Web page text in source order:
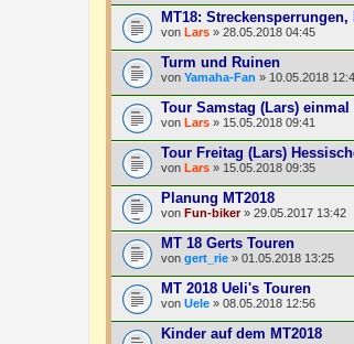
MT18:
von Lars » 28.05.2018 04:45
Turm und Ruinen
von Yamaha-Fan » 10.05.2018
Tour Samstag (Lars)
von Lars » 15.05.2018 09:41
Tour Freitag (Lars)
von Lars » 15.05.2018 09:35
Planung MT2018
von Fun-biker» 29.05.2017 13:42
MT 18 Gerts Touren
von gert_rie » 01.05.2018 13:25
MT 2018 Ueli's Touren
von Uele » 08.05.2018 12:56
Kinder auf dem MT2018